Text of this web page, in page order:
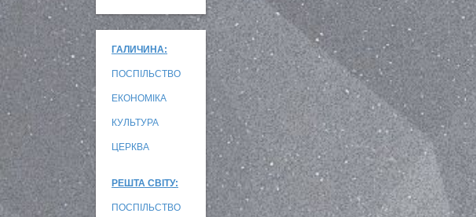
ГАЛИЧИНА:
ПОСПІЛЬСТВО
ЕКОНОМІКА
КУЛЬТУРА
ЦЕРКВА
РЕШТА СВІТУ:
ПОСПІЛЬСТВО